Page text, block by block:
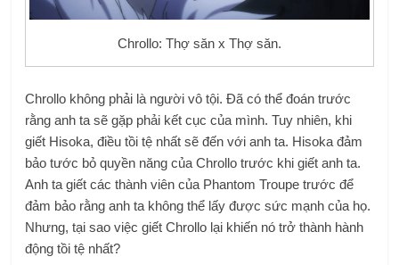
Chrollo: Thợ săn x Thợ săn.
Chrollo không phải là người vô tội. Đã có thể đoán trước
rằng anh ta sẽ gặp phải kết cục của mình. Tuy nhiên, khi
giết Hisoka, điều tồi tệ nhất sẽ đến với anh ta. Hisoka đảm
bảo tước bỏ quyền năng của Chrollo trước khi giết anh ta.
Anh ta giết các thành viên của Phantom Troupe trước để
đảm bảo rằng anh ta không thể lấy được sức mạnh của họ.
Nhưng, tại sao việc giết Chrollo lại khiến nó trở thành hành
động tồi tệ nhất?